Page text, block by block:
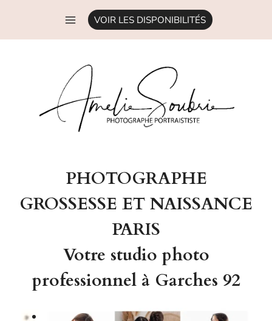
contenu
VOIR LES DISPONIBILITÉS
PHOTOGRAPHE
GROSSESSE ET NAISSANCE
PARIS
Votre studio photo
professionnel à Garches 92